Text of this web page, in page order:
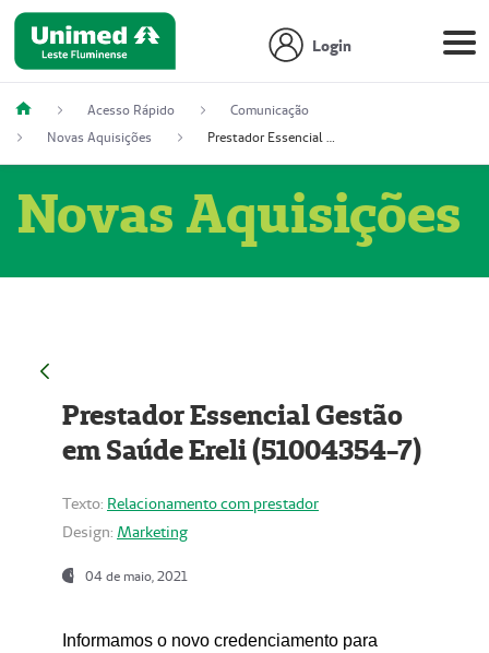
Login
Acesso Rápido
Comunicação
Novas Aquisições
Prestador Essencial Gestão em Saúde Ereli (51004354-7)
Novas Aquisições
Prestador Essencial Gestão
em Saúde Ereli (51004354-7)
Texto: Relacionamento com prestador
Design: Marketing
04 de maio, 2021
Informamos o novo credenciamento para